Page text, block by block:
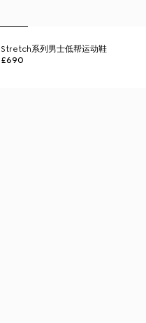
Stretch系列男士低帮运动鞋
£690